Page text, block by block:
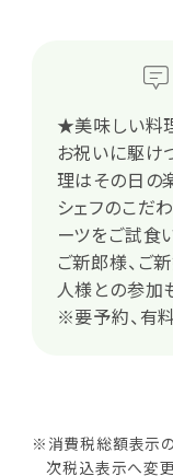
★美味しい料
お祝いに駆け
理はその日の
シェフのこだ
ーツをご試食
ご新郎様、ご
人様との参加
※要予約、有料
※消費税総額表示
次税込表示へ変